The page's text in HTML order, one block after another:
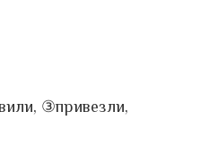
③привезли,